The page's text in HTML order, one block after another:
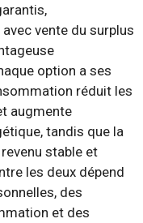
vente du surplus
option a ses
réduit les
augmente
tandis que la
stable et
les deux dépend
des
et des